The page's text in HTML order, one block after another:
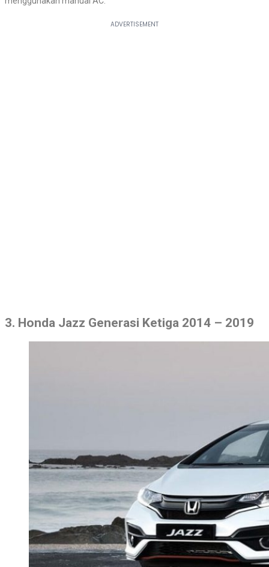
3. Honda Jazz Generasi Ketiga 2014 – 2019